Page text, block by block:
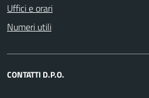
Uffici e orari
Numeri utili
CONTATTI D.P.O.